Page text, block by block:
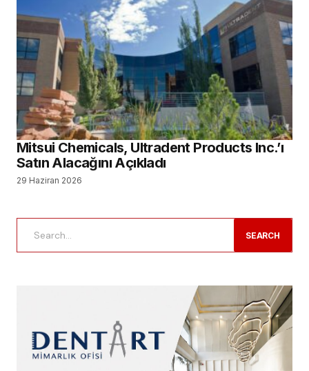
Mitsui Chemicals, Ultradent Products Inc.’ı
Satın Alacağını Açıkladı
29 Haziran 2026
SEARCH